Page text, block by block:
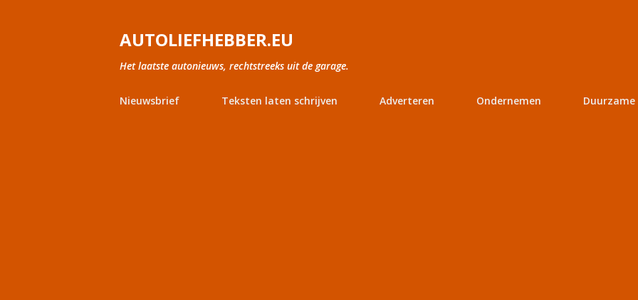
AUTOLIEFHEBBER.EU
Het laatste autonieuws, rechtstreeks uit de garage.
Nieuwsbrief Teksten laten schrijven Adverteren Ondernemen Duurzame